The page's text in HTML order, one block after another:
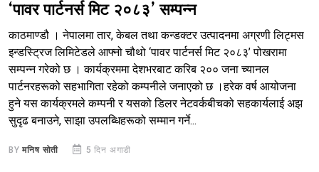
‘पावर पार्टनर्स मिट २०८३’ सम्पन्न
काठमाण्डौ । नेपालमा तार, केबल तथा कन्डक्टर उत्पादनमा अग्रणी लिट्मस
इन्डस्ट्रिज लिमिटेडले आफ्नो चौथो ‘पावर पार्टनर्स मिट २०८३’ पोखरामा
सम्पन्न गरेको छ । कार्यक्रममा देशभरबाट करिब २०० जना च्यानल
पार्टनरहरूको सहभागिता रहेको कम्पनीले जनाएको छ ।हरेक वर्ष आयोजना
हुने यस कार्यक्रमले कम्पनी र यसको डिलर नेटवर्कबीचको सहकार्यलाई अझ
सुदृढ बनाउने, साझा उपलब्धिहरूको सम्मान गर्ने...
BYमनिष सोती 5 दिन अगाडी